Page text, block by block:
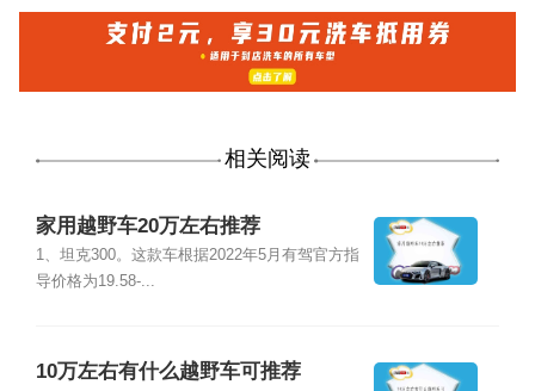
相关阅读
家用越野车20万左右推荐
1、坦克300。这款车根据2022年5月有驾官方指
导价格为19.58-...
10万左右有什么越野车可推荐